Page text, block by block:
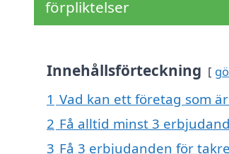
förpliktelser
Innehållsförteckning
1 Vad kan ett företag som
2 Få alltid minst 3
3 Få 3 erbjudanden för